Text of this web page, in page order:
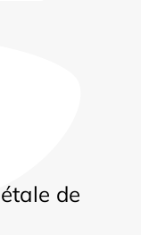
de